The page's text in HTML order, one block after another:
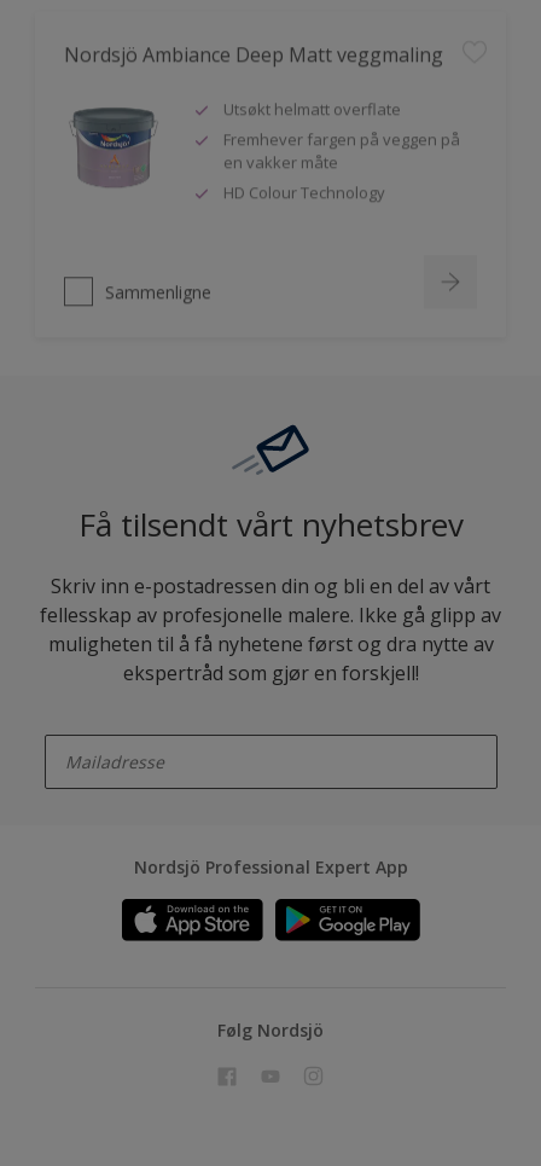
Fremhever fargen på veggen på
en vakker måte
HD Colour Technology
Få tilsendt vårt nyhetsbrev
Skriv inn e-postadressen din og bli en del av vårt
fellesskap av profesjonelle malere. Ikke gå glipp av
muligheten til å få nyhetene først og dra nytte av
ekspertråd som gjør en forskjell!
Nordsjö Professional Expert App
Følg Nordsjö